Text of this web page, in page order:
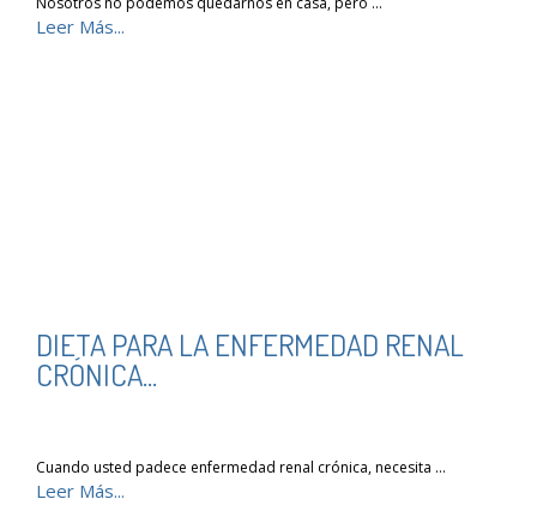
Leer Más...
DIETA PARA LA ENFERMEDAD RENAL
CRÓNICA...
Cuando usted padece enfermedad renal crónica, necesita …
Leer Más...